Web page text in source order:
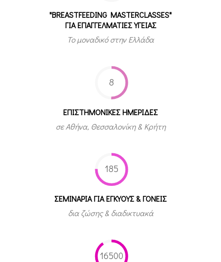
"BREASTFEEDING MASTERCLASSES"
ΓΙΑ ΕΠΑΓΓΕΛΜΑΤΙΕΣ ΥΓΕΙΑΣ
Το μοναδικό στην Ελλάδα
8
ΕΠΙΣΤΗΜΟΝΙΚΕΣ ΗΜΕΡΙΔΕΣ
σε Αθήνα, Θεσσαλονίκη & Κρήτη
185
ΣΕΜΙΝΑΡΙΑ ΓΙΑ ΕΓΚΥΟΥΣ & ΓΟΝΕΙΣ
δια ζώσης & διαδικτυακά
16500